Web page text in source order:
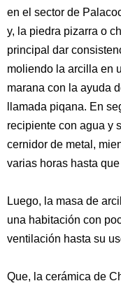
en el sector de
y, la piedra pizarra o
principal dar
moliendo la arcilla en
marana con la ayuda
llamada piqana. En
recipiente con agua y
cernidor de metal,
varias horas hasta
Luego, la masa de
una habitación con
ventilación hasta su
Que, la cerámica de